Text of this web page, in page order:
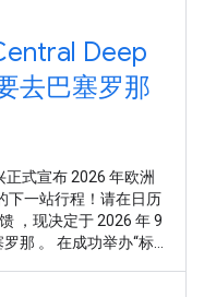
Deep
去巴塞罗那
正式宣布 2026 年欧洲
下一站行程！请在日历
，现决定于 2026 年 9
那 。 在成功举办“标